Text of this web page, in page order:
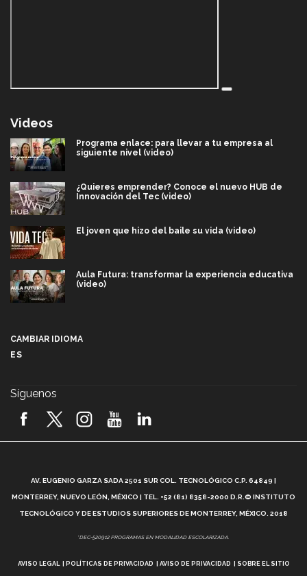
Videos
Programa enlace: para llevar a tu empresa al
siguiente nivel (video)
¿Quieres emprender? Conoce el nuevo HUB de
Innovación del Tec (video)
El joven que hizo del baile su vida (video)
Aula Futura: transformar la experiencia educativa
(video)
2026! (video)
¿Cómo es el Modelo Educativo Tec? (video)
Vida Tec: Feminismo e Inteligencia Artificial, Paola
CAMBIAR IDIOMA
ES
Síguenos
AV. EUGENIO GARZA SADA 2501 SUR COL. TECNOLÓGICO C.P. 64849 |
MONTERREY, NUEVO LEÓN, MÉXICO | TEL. +52 (81) 8358-2000 D.R.© INSTITUTO
TECNOLÓGICO Y DE ESTUDIOS SUPERIORES DE MONTERREY, MÉXICO. 2018
*DEC-520912 PROGRAMAS EN MODALIDAD ESCOLARIZADA.
AVISO LEGAL POLÍTICAS DE PRIVACIDAD AVISO DE PRIVACIDAD SOBRE EL SITIO